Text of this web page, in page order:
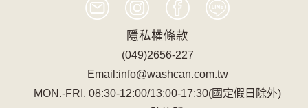
隱私權條款
(049)2656-227
Email:info@washcan.com.tw
MON.-FRI. 08:30-12:00/13:00-17:30(國定假日除外)